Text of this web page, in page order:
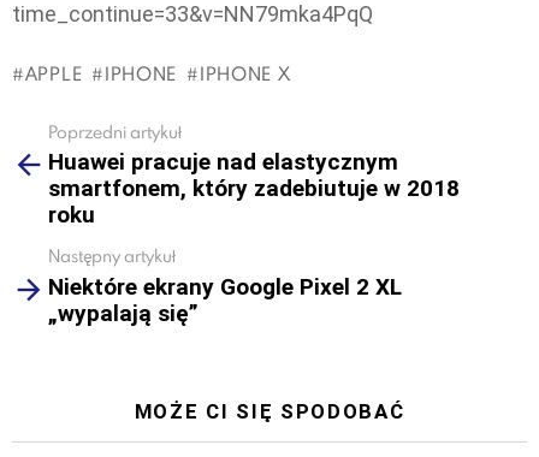
time_continue=33&v=NN79mka4PqQ
APPLE IPHONE IPHONE X
more
Poprzedni artykuł
Huawei pracuje nad elastycznym
smartfonem, który zadebiutuje w 2018
roku
Następny artykuł
Niektóre ekrany Google Pixel 2 XL
„wypalają się”
MOŻE CI SIĘ SPODOBAĆ